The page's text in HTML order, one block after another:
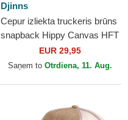
Djinns
Cepur izliekta truckeris brūns
snapback Hippy Canvas HFT
EUR 29,95
Saņem to Otrdiena, 11. Aug.